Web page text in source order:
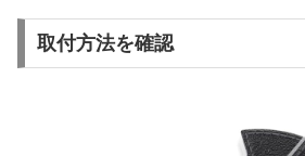
取付方法を確認